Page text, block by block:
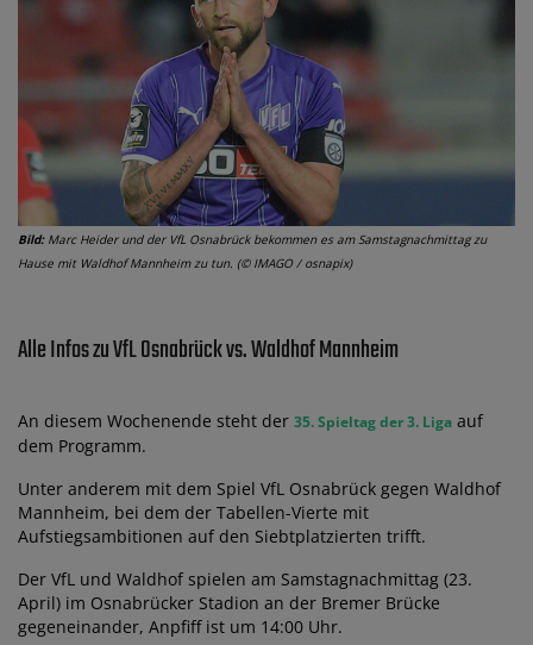
Bild:Marc Heider und der VfL Osnabrück bekommen es am Samstagnachmittag zu
Hause mit Waldhof Mannheim zu tun. (© IMAGO / osnapix)
Alle Infos zu VfL Osnabrück vs. Waldhof Mannheim
An diesem Wochenende steht der 35. Spieltag der 3. Liga auf
dem Programm.
Unter anderem mit dem Spiel VfL Osnabrück gegen Waldhof
Mannheim, bei dem der Tabellen-Vierte mit
Aufstiegsambitionen auf den Siebtplatzierten trifft.
Der VfL und Waldhof spielen am Samstagnachmittag (23.
April) im Osnabrücker Stadion an der Bremer Brücke
gegeneinander, Anpfiff ist um 14:00 Uhr.